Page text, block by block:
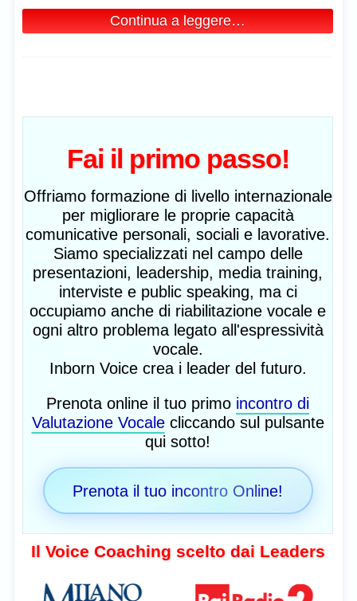
Continua a leggere…
Fai il primo passo!
Offriamo formazione di livello internazionale
per migliorare le proprie capacità
comunicative personali, sociali e lavorative.
Siamo specializzati nel campo delle
presentazioni, leadership, media training,
interviste e public speaking, ma ci
occupiamo anche di riabilitazione vocale e
ogni altro problema legato all'espressività
vocale.
Inborn Voice crea i leader del futuro.
Prenota online il tuo primo incontro di
Valutazione Vocalecliccando sul pulsante
qui sotto!
Prenota il tuo incontro Online!
Il Voice Coaching scelto dai Leaders